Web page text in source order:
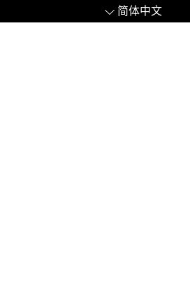
简体中文